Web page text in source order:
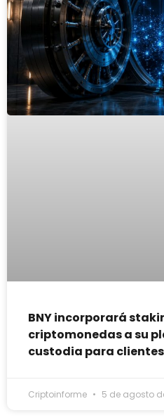
BNY incorporará
criptomonedas a su
custodia para
Criptoinforme 5 de agosto